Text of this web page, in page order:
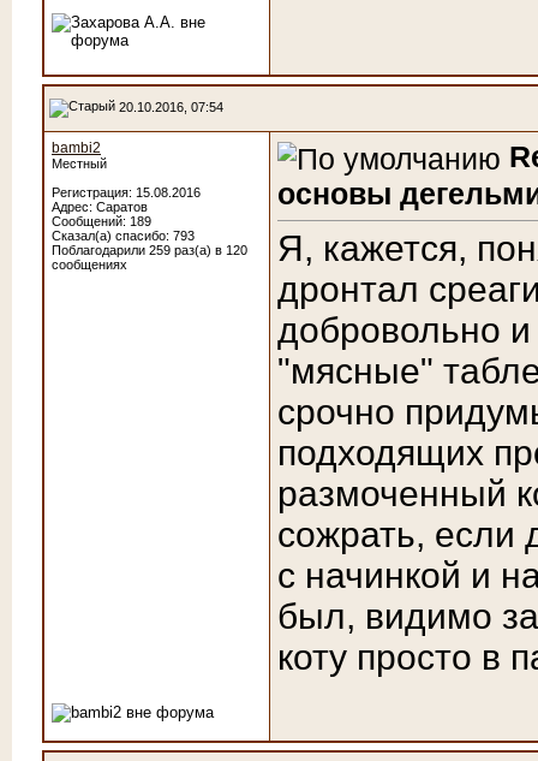
20.10.2016, 07:54
bambi2
Местный
Регистрация: 15.08.2016
Адрес: Саратов
Сообщений: 189
Сказал(а) спасибо: 793
Поблагодарили 259 раз(а) в 120
сообщениях
основы
Я, кажется,
дронтал
добровольно и
"мясные"
срочно
подходящих
размоченный
сожрать, если
с начинкой и
был, видимо
коту просто в